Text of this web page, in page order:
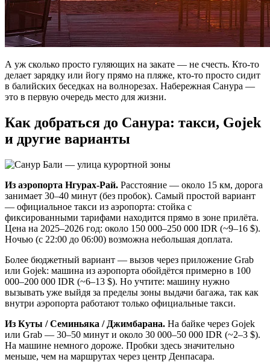
А уж сколько просто гуляющих на закате — не счесть. Кто-то
делает зарядку или йогу прямо на пляже, кто-то просто сидит
в балийских беседках на волнорезах. Набережная Санура —
это в первую очередь место для жизни.
Как добраться до Санура: такси, Gojek
и другие варианты
Из аэропорта Нгурах-Рай. Расстояние — около 15 км, дорога
занимает 30–40 минут (без пробок). Самый простой вариант
— официальное такси из аэропорта: стойка с
фиксированными тарифами находится прямо в зоне прилёта.
Цена на 2025–2026 год: около 150 000–250 000 IDR (~9–16 $).
Ночью (с 22:00 до 06:00) возможна небольшая доплата.
Более бюджетный вариант — вызов через приложение Grab
или Gojek: машина из аэропорта обойдётся примерно в 100
000–200 000 IDR (~6–13 $). Но учтите: машину нужно
вызывать уже выйдя за пределы зоны выдачи багажа, так как
внутри аэропорта работают только официальные такси.
Из Куты / Семиньяка / Джимбарана. На байке через Gojek
или Grab — 30–50 минут и около 30 000–50 000 IDR (~2–3 $).
На машине немного дороже. Пробки здесь значительно
меньше, чем на маршрутах через центр Денпасара.